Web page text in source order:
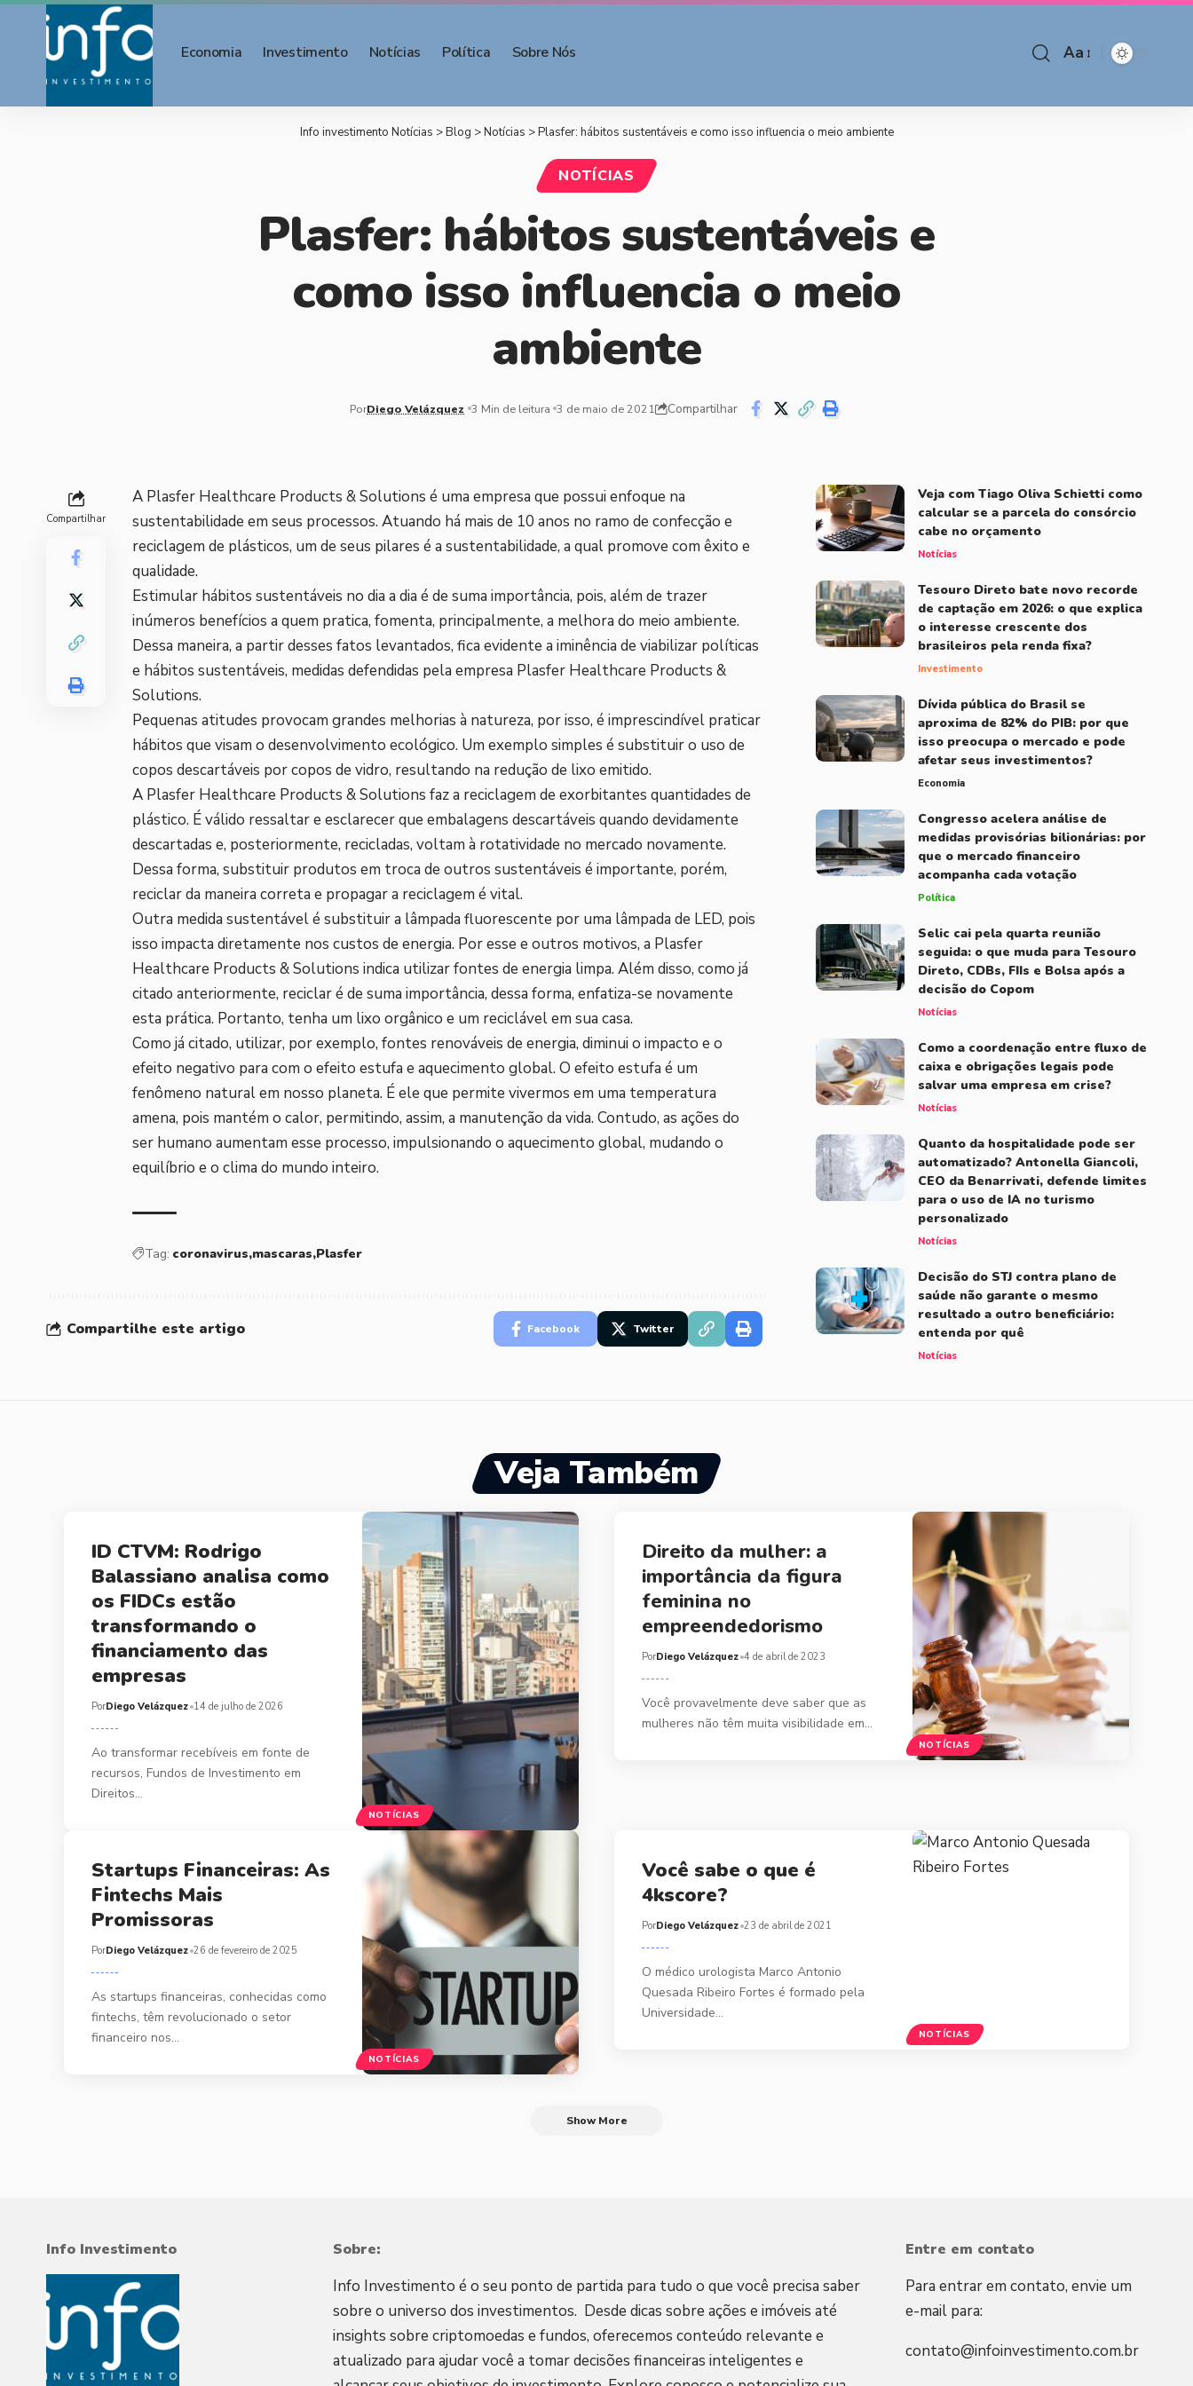
Economia Investimento Notícias Política Sobre Nós Aa
Info investimento Notícias >Blog >Notícias >Plasfer: hábitos sustentáveis e como isso influencia o meio ambiente
NOTÍCIAS
Plasfer: hábitos sustentáveis e
como isso influencia o meio
ambiente
PorDiego Velázquez 3 Min de leitura 3 de maio de 2021 Compartilhar
Compartilhar
A Plasfer Healthcare Products & Solutions é uma empresa que possui enfoque na
sustentabilidade em seus processos. Atuando há mais de 10 anos no ramo de confecção e
reciclagem de plásticos, um de seus pilares é a sustentabilidade, a qual promove com êxito e
qualidade.
Estimular hábitos sustentáveis no dia a dia é de suma importância, pois, além de trazer
inúmeros benefícios a quem pratica, fomenta, principalmente, a melhora do meio ambiente.
Dessa maneira, a partir desses fatos levantados, fica evidente a iminência de viabilizar políticas
e hábitos sustentáveis, medidas defendidas pela empresa Plasfer Healthcare Products &
Solutions.
Pequenas atitudes provocam grandes melhorias à natureza, por isso, é imprescindível praticar
hábitos que visam o desenvolvimento ecológico. Um exemplo simples é substituir o uso de
copos descartáveis por copos de vidro, resultando na redução de lixo emitido.
A Plasfer Healthcare Products & Solutions faz a reciclagem de exorbitantes quantidades de
plástico. É válido ressaltar e esclarecer que embalagens descartáveis quando devidamente
descartadas e, posteriormente, recicladas, voltam à rotatividade no mercado novamente.
Dessa forma, substituir produtos em troca de outros sustentáveis é importante, porém,
reciclar da maneira correta e propagar a reciclagem é vital.
Outra medida sustentável é substituir a lâmpada fluorescente por uma lâmpada de LED, pois
isso impacta diretamente nos custos de energia. Por esse e outros motivos, a Plasfer
Healthcare Products & Solutions indica utilizar fontes de energia limpa. Além disso, como já
citado anteriormente, reciclar é de suma importância, dessa forma, enfatiza-se novamente
esta prática. Portanto, tenha um lixo orgânico e um reciclável em sua casa.
Como já citado, utilizar, por exemplo, fontes renováveis de energia, diminui o impacto e o
efeito negativo para com o efeito estufa e aquecimento global. O efeito estufa é um
fenômeno natural em nosso planeta. É ele que permite vivermos em uma temperatura
amena, pois mantém o calor, permitindo, assim, a manutenção da vida. Contudo, as ações do
ser humano aumentam esse processo, impulsionando o aquecimento global, mudando o
equilíbrio e o clima do mundo inteiro.
Tag: coronavirus mascaras Plasfer
Compartilhe este artigo Facebook Twitter
Veja com Tiago Oliva Schietti como
calcular se a parcela do consórcio
cabe no orçamento
Notícias
Tesouro Direto bate novo recorde
de captação em 2026: o que explica
o interesse crescente dos
brasileiros pela renda fixa?
Investimento
Dívida pública do Brasil se
aproxima de 82% do PIB: por que
isso preocupa o mercado e pode
afetar seus investimentos?
Economia
Congresso acelera análise de
medidas provisórias bilionárias: por
que o mercado financeiro
acompanha cada votação
Política
Selic cai pela quarta reunião
seguida: o que muda para Tesouro
Direto, CDBs, FIIs e Bolsa após a
decisão do Copom
Notícias
Como a coordenação entre fluxo de
caixa e obrigações legais pode
salvar uma empresa em crise?
Notícias
Quanto da hospitalidade pode ser
automatizado? Antonella Giancoli,
CEO da Benarrivati, defende limites
para o uso de IA no turismo
personalizado
Notícias
Decisão do STJ contra plano de
saúde não garante o mesmo
resultado a outro beneficiário:
entenda por quê
Notícias
Veja Também
NOTÍCIAS
ID CTVM: Rodrigo
Balassiano analisa como
os FIDCs estão
transformando o
financiamento das
empresas
PorDiego Velázquez 14 de julho de 2026
Ao transformar recebíveis em fonte de
recursos, Fundos de Investimento em
Direitos…
NOTÍCIAS
Direito da mulher: a
importância da figura
feminina no
empreendedorismo
PorDiego Velázquez 4 de abril de 2023
Você provavelmente deve saber que as
mulheres não têm muita visibilidade em…
NOTÍCIAS
Startups Financeiras: As
Fintechs Mais
Promissoras
PorDiego Velázquez 26 de fevereiro de 2025
As startups financeiras, conhecidas como
fintechs, têm revolucionado o setor
financeiro nos…
NOTÍCIAS
Você sabe o que é
4kscore?
PorDiego Velázquez 23 de abril de 2021
O médico urologista Marco Antonio
Quesada Ribeiro Fortes é formado pela
Universidade…
Show More
Info Investimento Sobre:
Info Investimento é o seu ponto de partida para tudo o que você precisa saber
sobre o universo dos investimentos. Desde dicas sobre ações e imóveis até
insights sobre criptomoedas e fundos, oferecemos conteúdo relevante e
atualizado para ajudar você a tomar decisões financeiras inteligentes e
Entre em contato
Para entrar em contato, envie um
e-mail para:
contato@infoinvestimento.com.br